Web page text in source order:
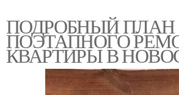
ПОДРОБНЫЙ ПЛАН
ПОЭТАПНОГО
КВАРТИРЫ В